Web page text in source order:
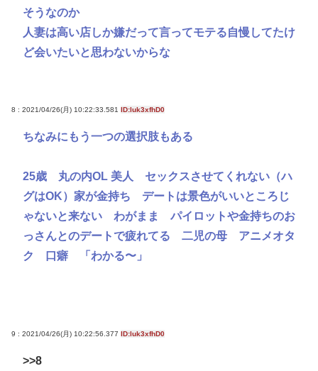
そうなのか
人妻は高い店しか嫌だって言ってモテる自慢してたけ
ど会いたいと思わないからな
8 : 2021/04/26(月) 10:22:33.581 ID:luk3xfhD0
ちなみにもう一つの選択肢もある
25歳 丸の内OL 美人 セックスさせてくれない（ハ
グはOK）家が金持ち デートは景色がいいところじ
ゃないと来ない わがまま パイロットや金持ちのお
っさんとのデートで疲れてる 二児の母 アニメオタ
ク 口癖 「わかる〜」
9 : 2021/04/26(月) 10:22:56.377 ID:luk3xfhD0
>>8